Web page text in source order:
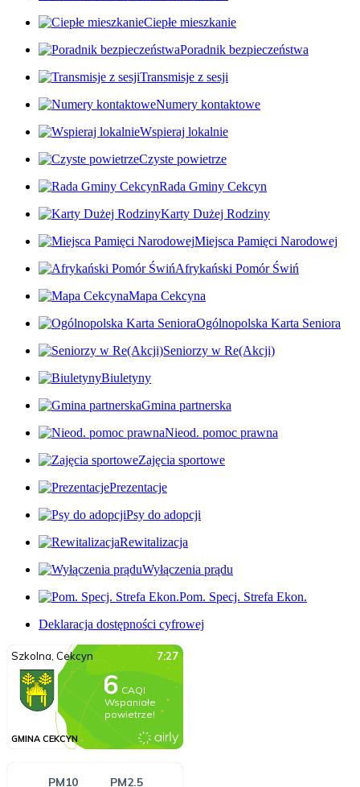
Ciepłe mieszkanie
Poradnik bezpieczeństwa
Transmisje z sesji
Numery kontaktowe
Wspieraj lokalnie
Czyste powietrze
Rada Gminy Cekcyn
Karty Dużej Rodziny
Miejsca Pamięci Narodowej
Afrykański Pomór Świń
Mapa Cekcyna
Ogólnopolska Karta Seniora
Seniorzy w Re(Akcji)
Biuletyny
Gmina partnerska
Nieod. pomoc prawna
Zajęcia sportowe
Prezentacje
Psy do adopcji
Rewitalizacja
Wyłączenia prądu
Pom. Specj. Strefa Ekon.
Deklaracja dostępności cyfrowej